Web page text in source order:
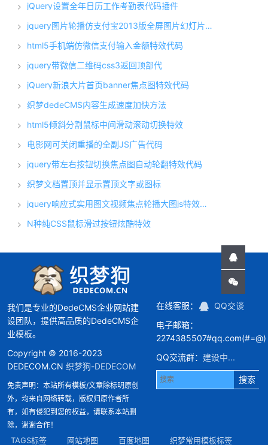
jQuery设置全年日历工作考勤表代码插件
jquery图片轮播仿支付宝2013版全屏图片幻灯片淡出
html5手机端仿微信支付输入金额特效代码
jquery带微信二维码css3返回顶部代
jQuery新浪大片首页banner焦点图特效代码
织梦dedeCMS内容生成速度加快方法
html5倾斜分割鼠标中间滑动滚动切换特效
电影网可关闭重播的全副JS广告代码
jquery带左右按钮切换焦点图自动轮翻特效代码
织梦文档置顶并显示置顶文字或图标
jquery响应式实用图文视频焦点轮播大图js特效代码
N种纯CSS鼠标滑过按钮炫酷特效
我们是专业的DedeCMS企业网站建
设团队，提供高品质的DedeCMS企
业模板。
Copyright © 2016-2023
DEDECOM.CN 织梦狗-DEDECOM
免责声明：本站所有模板/文章除标明原创
外，均来自网络转载，版权归原作者所
有，如有侵犯到您的权益，请联系本站删
除，谢谢合作！
TAGS标签 网站地图 百度地图 织梦常用模板标签
在线客服：
QQ交谈
电子邮箱：
2274385507#qq.com(#=@)
QQ交流群： 建设中...
搜索